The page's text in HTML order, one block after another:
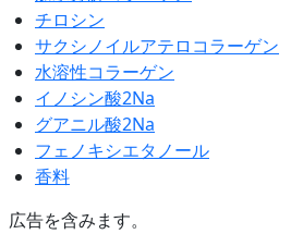
チロシン
サクシノイルアテロコラーゲン
水溶性コラーゲン
イノシン酸2Na
グアニル酸2Na
フェノキシエタノール
香料
広告を含みます。